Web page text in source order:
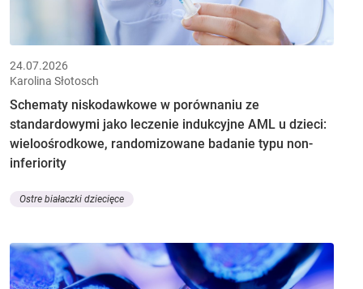
24.07.2026
Karolina Słotosch
Schematy niskodawkowe w porównaniu ze
standardowymi jako leczenie indukcyjne AML u dzieci:
wieloośrodkowe, randomizowane badanie typu non-
inferiority
Ostre białaczki dziecięce